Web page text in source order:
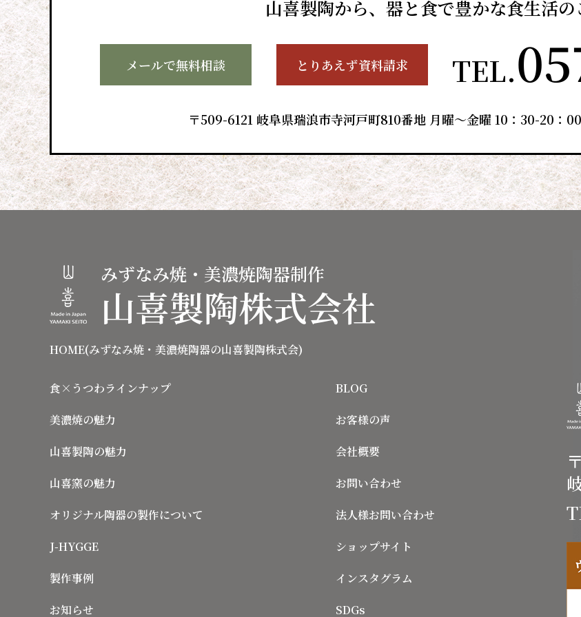
山喜製陶から、 器と食で豊かな食生活の
メールで無料相談 とりあえず資料請求 TEL.
〒509-6121 岐阜県瑞浪市寺河戸町810番地 月曜～金曜 10：30-20：
みずなみ焼・美濃焼陶器制作
山喜製陶株式会社
HOME(みずなみ焼・美濃焼陶器の山喜製陶株式会)
食×うつわラインナップ
美濃焼の魅力
山喜製陶の魅力
山喜窯の魅力
オリジナル陶器の製作について
J-HYGGE
製作事例
お知らせ
BLOG
お客様の声
会社概要
お問い合わせ
法人様お問い合わせ
ショップサイト
インスタグラム
SDGs